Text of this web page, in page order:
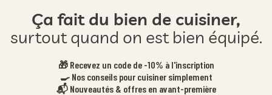
Ça fait du bien de cuisiner,
surtout quand on est bien équipé.
🎁 Recevez un code de -10% à l'inscription
🍳 Nos conseils pour cuisiner simplement
📬 Nouveautés & offres en avant-première